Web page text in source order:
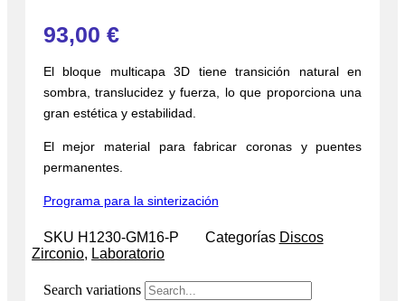
93,00 €
El bloque multicapa 3D tiene transición natural en
sombra, translucidez y fuerza, lo que proporciona una
gran estética y estabilidad.
El mejor material para fabricar coronas y puentes
permanentes.
Programa para la sinterización
SKU H1230-GM16-P Categorías Discos
Zirconio, Laboratorio
Search variations